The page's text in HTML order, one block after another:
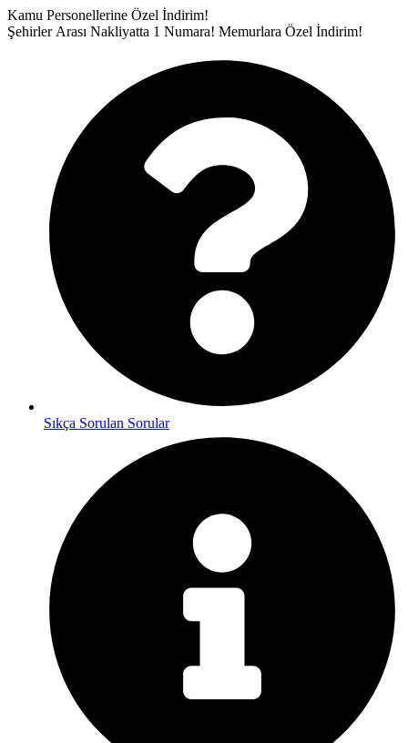
İçeriğe
atla
Kamu Personellerine Özel İndirim!
Şehirler Arası Nakliyatta 1 Numara! Memurlara Özel İndirim!
Sıkça Sorulan Sorular